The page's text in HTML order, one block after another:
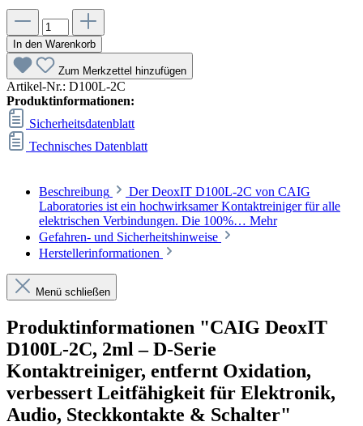
In den Warenkorb
Zum Merkzettel hinzufügen
Artikel-Nr.: D100L-2C
Produktinformationen:
Sicherheitsdatenblatt
Technisches Datenblatt
Beschreibung
Der DeoxIT D100L-2C von CAIG
Laboratories ist ein hochwirksamer Kontaktreiniger für alle
elektrischen Verbindungen. Die 100%… Mehr
Gefahren- und Sicherheitshinweise
Herstellerinformationen
Menü schließen
Produktinformationen "CAIG DeoxIT
D100L-2C, 2ml – D-Serie
Kontaktreiniger, entfernt Oxidation,
verbessert Leitfähigkeit für Elektronik,
Audio, Steckkontakte & Schalter"